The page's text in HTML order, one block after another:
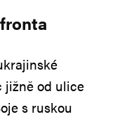
jižně od ulice
s ruskou